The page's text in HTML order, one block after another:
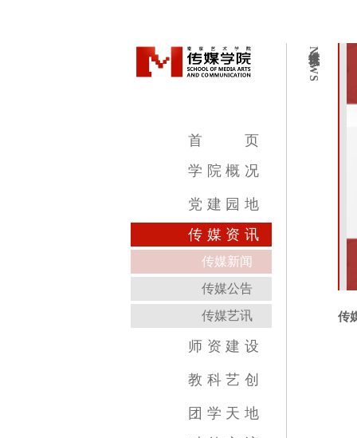
首
页
学 院 概 况
学院简介
学院领导
机构设置
教学设施
专业介绍
党 建 园 地
传 媒 资 讯
传媒新闻
传媒公告
传媒艺讯
师 资 建 设
广播电视编导专业
动画专业
数字媒体艺术专业
录音艺术专业
摄影专业
广告学专业
影视摄影与制作专业
基础部
教 科 艺 创
教育教学新闻
科研成果
艺术创作
团 学 天 地
NEWS
传